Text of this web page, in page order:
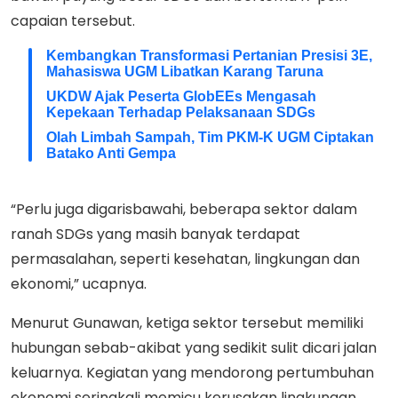
capaian tersebut.
Kembangkan Transformasi Pertanian Presisi 3E,
Mahasiswa UGM Libatkan Karang Taruna
UKDW Ajak Peserta GlobEEs Mengasah
Kepekaan Terhadap Pelaksanaan SDGs
Olah Limbah Sampah, Tim PKM-K UGM Ciptakan
Batako Anti Gempa
“Perlu juga digarisbawahi, beberapa sektor dalam
ranah SDGs yang masih banyak terdapat
permasalahan, seperti kesehatan, lingkungan dan
ekonomi,” ucapnya.
Menurut Gunawan, ketiga sektor tersebut memiliki
hubungan sebab-akibat yang sedikit sulit dicari jalan
keluarnya. Kegiatan yang mendorong pertumbuhan